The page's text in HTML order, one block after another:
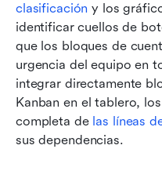
clasificación y los
identificar cuellos de
que los bloques de
urgencia del equipo en
integrar directamente
Kanban en el tablero,
completa de las líneas
sus dependencias.